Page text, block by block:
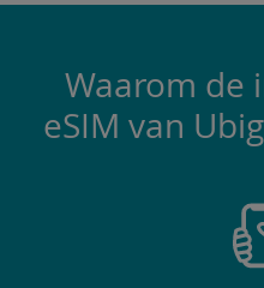
Waarom de
eSIM van